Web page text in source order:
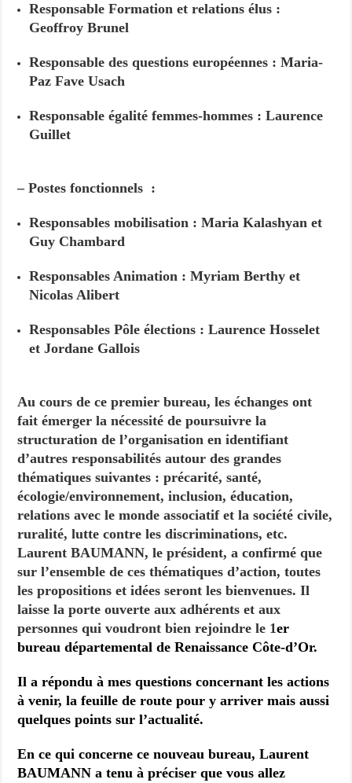
Responsable Formation et relations élus :
Geoffroy Brunel
Responsable des questions européennes : Maria-
Paz Fave Usach
Responsable égalité femmes-hommes : Laurence
Guillet
– Postes fonctionnels :
Responsables mobilisation : Maria Kalashyan et
Guy Chambard
Responsables Animation : Myriam Berthy et
Nicolas Alibert
Responsables Pôle élections : Laurence Hosselet
et Jordane Gallois
Au cours de ce premier bureau, les échanges ont
fait émerger la nécessité de poursuivre la
structuration de l’organisation en identifiant
d’autres responsabilités autour des grandes
thématiques suivantes : précarité, santé,
écologie/environnement, inclusion, éducation,
relations avec le monde associatif et la société civile,
ruralité, lutte contre les discriminations, etc.
Laurent BAUMANN, le président, a confirmé que
sur l’ensemble de ces thématiques d’action, toutes
les propositions et idées seront les bienvenues. Il
laisse la porte ouverte aux adhérents et aux
personnes qui voudront bien rejoindre le 1er
bureau départemental de Renaissance Côte-d’Or.
Il a répondu à mes questions concernant les actions
à venir, la feuille de route pour y arriver mais aussi
quelques points sur l’actualité.
En ce qui concerne ce nouveau bureau, Laurent
BAUMANN a tenu à préciser que vous allez